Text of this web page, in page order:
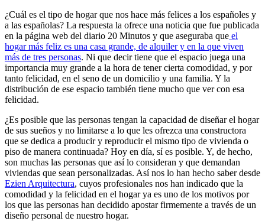
¿Cuál es el tipo de hogar que nos hace más felices a los españoles y
a las españolas? La respuesta la ofrece una noticia que fue publicada
en la página web del diario 20 Minutos y que aseguraba que el
hogar más feliz es una casa grande, de alquiler y en la que viven
más de tres personas. Ni que decir tiene que el espacio juega una
importancia muy grande a la hora de tener cierta comodidad, y por
tanto felicidad, en el seno de un domicilio y una familia. Y la
distribución de ese espacio también tiene mucho que ver con esa
felicidad.
¿Es posible que las personas tengan la capacidad de diseñar el hogar
de sus sueños y no limitarse a lo que les ofrezca una constructora
que se dedica a producir y reproducir el mismo tipo de vivienda o
piso de manera continuada? Hoy en día, sí es posible. Y, de hecho,
son muchas las personas que así lo consideran y que demandan
viviendas que sean personalizadas. Así nos lo han hecho saber desde
Ezien Arquitectura, cuyos profesionales nos han indicado que la
comodidad y la felicidad en el hogar ya es uno de los motivos por
los que las personas han decidido apostar firmemente a través de un
diseño personal de nuestro hogar.